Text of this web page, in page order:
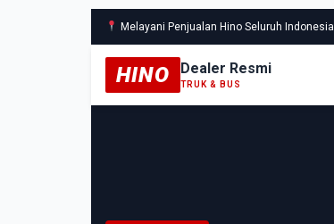
Melayani Penjualan Hino Seluruh Indonesia
HINO Dealer Resmi
TRUK & BUS